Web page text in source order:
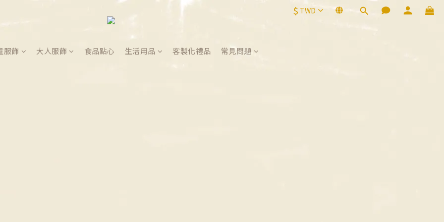
$ TWD
服飾 大人服飾 食品點心 生活用品 客製化禮品 常見問題